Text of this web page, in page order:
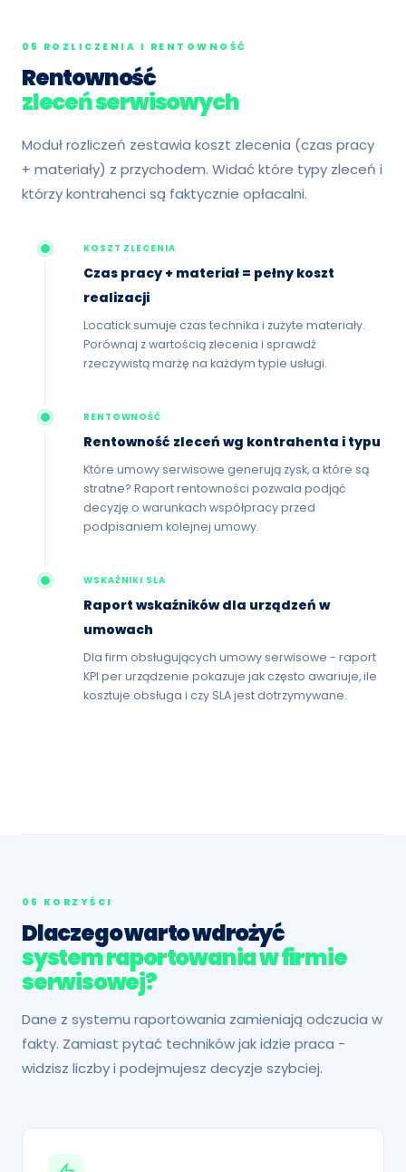
05 ROZLICZENIA I RENTOWNOŚĆ
Rentowność
zleceń serwisowych
Moduł rozliczeń zestawia koszt zlecenia (czas pracy
+ materiały) z przychodem. Widać które typy zleceń i
którzy kontrahenci są faktycznie opłacalni.
KOSZT ZLECENIA
Czas pracy + materiał = pełny koszt
realizacji
Locatick sumuje czas technika i zużyte materiały.
Porównaj z wartością zlecenia i sprawdź
rzeczywistą marżę na każdym typie usługi.
RENTOWNOŚĆ
Rentowność zleceń wg kontrahenta i typu
Które umowy serwisowe generują zysk, a które są
stratne? Raport rentowności pozwala podjąć
decyzję o warunkach współpracy przed
podpisaniem kolejnej umowy.
WSKAŹNIKI SLA
Raport wskaźników dla urządzeń w
umowach
Dla firm obsługujących umowy serwisowe - raport
KPI per urządzenie pokazuje jak często awariuje, ile
kosztuje obsługa i czy SLA jest dotrzymywane.
06 KORZYŚCI
Dlaczego warto wdrożyć
system raportowania w firmie
serwisowej?
Dane z systemu raportowania zamieniają odczucia w
fakty. Zamiast pytać techników jak idzie praca -
widzisz liczby i podejmujesz decyzje szybciej.